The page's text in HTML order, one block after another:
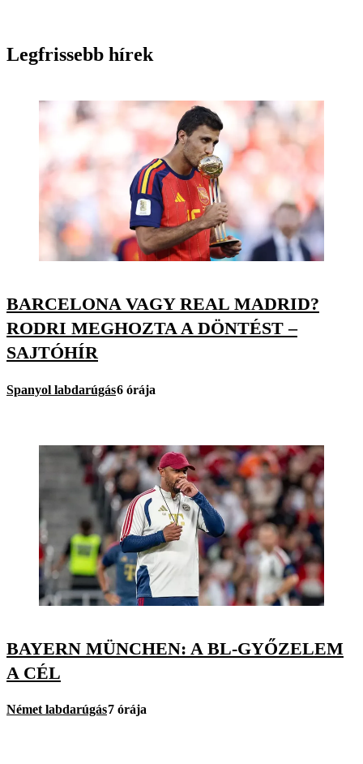
Legfrissebb hírek
BARCELONA VAGY REAL MADRID?
RODRI MEGHOZTA A DÖNTÉST –
SAJTÓHÍR
Spanyol labdarúgás6 órája
BAYERN MÜNCHEN: A BL-GYŐZELEM
A CÉL
Német labdarúgás7 órája